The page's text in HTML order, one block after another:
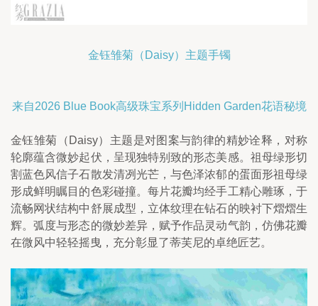
金钰雏菊（Daisy）主题手镯
来自2026 Blue Book高级珠宝系列Hidden Garden花语秘境
金钰雏菊（Daisy）主题是对图案与韵律的精妙诠释，对称
轮廓蕴含微妙起伏，呈现独特别致的形态美感。祖母绿形切
割蓝色风信子石散发清冽光芒，与色泽浓郁的蛋面形祖母绿
形成鲜明瞩目的色彩碰撞。每片花瓣均经手工精心雕琢，于
流畅网状结构中舒展成型，立体纹理在钻石的映衬下熠熠生
辉。弧度与形态的微妙差异，赋予作品灵动气韵，仿佛花瓣
在微风中轻轻摇曳，充分彰显了蒂芙尼的卓绝匠艺。